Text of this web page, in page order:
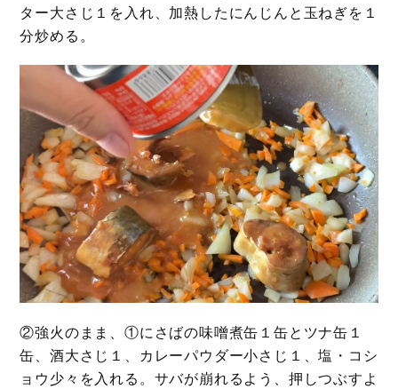
ター大さじ１を入れ、加熱したにんじんと玉ねぎを１
分炒める。
②強火のまま、①にさばの味噌煮缶１缶とツナ缶１
缶、酒大さじ１、カレーパウダー小さじ１、塩・コシ
ョウ少々を入れる。サバが崩れるよう、押しつぶすよ